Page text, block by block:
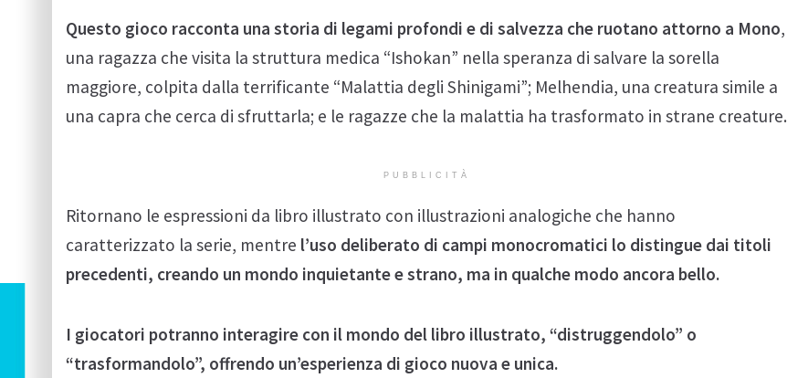
Questo gioco racconta una storia di legami profondi e di salvezza che ruotano attorno a Mono,
una ragazza che visita la struttura medica “Ishokan” nella speranza di salvare la sorella
maggiore, colpita dalla terrificante “Malattia degli Shinigami”; Melhendia, una creatura simile a
una capra che cerca di sfruttarla; e le ragazze che la malattia ha trasformato in strane creature.
PUBBLICITÀ
Ritornano le espressioni da libro illustrato con illustrazioni analogiche che hanno
caratterizzato la serie, mentre l’uso deliberato di campi monocromatici lo distingue dai titoli
precedenti, creando un mondo inquietante e strano, ma in qualche modo ancora bello.
I giocatori potranno interagire con il mondo del libro illustrato, “distruggendolo” o
“trasformandolo”, offrendo un’esperienza di gioco nuova e unica.